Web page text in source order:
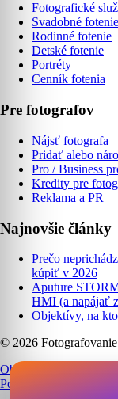
Fotografické
Svadobné fotenie
Rodinné fotenie
Detské fotenie
Portréty
Cenník fotenia
Pre fotografov
Nájsť fotografa
Pridať alebo
Pro / Business
Kredity pre
Reklama a PR
Najnovšie články
Prečo
kúpiť v 2026
Aputure
HMI (a napájať
Objektívy, na
© 2026
Obchodné podmienky
Podmienky používania